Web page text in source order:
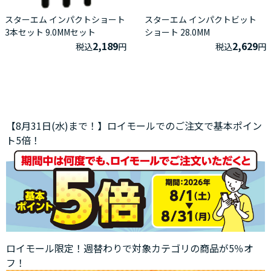
スターエム インパクトショート
3本セット 9.0MMセット
税込2,189円
スターエム インパクトビット
ショート 28.0MM
税込2,629円
【8月31日(水)まで！】ロイモールでのご注文で基本ポイン
ト5倍！
ロイモール限定！週替わりで対象カテゴリの商品が5％オ
フ！